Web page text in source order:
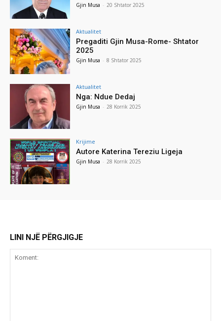
Gjin Musa - 20 Shtator 2025
Aktualitet
Pregaditi Gjin Musa-Rome- Shtator
2025
Gjin Musa - 8 Shtator 2025
Aktualitet
Nga: Ndue Dedaj
Gjin Musa - 28 Korrik 2025
Krijime
Autore Katerina Tereziu Ligeja
Gjin Musa - 28 Korrik 2025
LINI NJË PËRGJIGJE